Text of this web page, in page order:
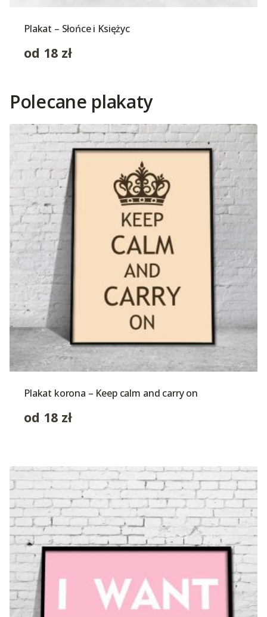
Plakat – Słońce i Księżyc
od 18 zł
Polecane plakaty
Plakat korona – Keep calm and carry on
od 18 zł